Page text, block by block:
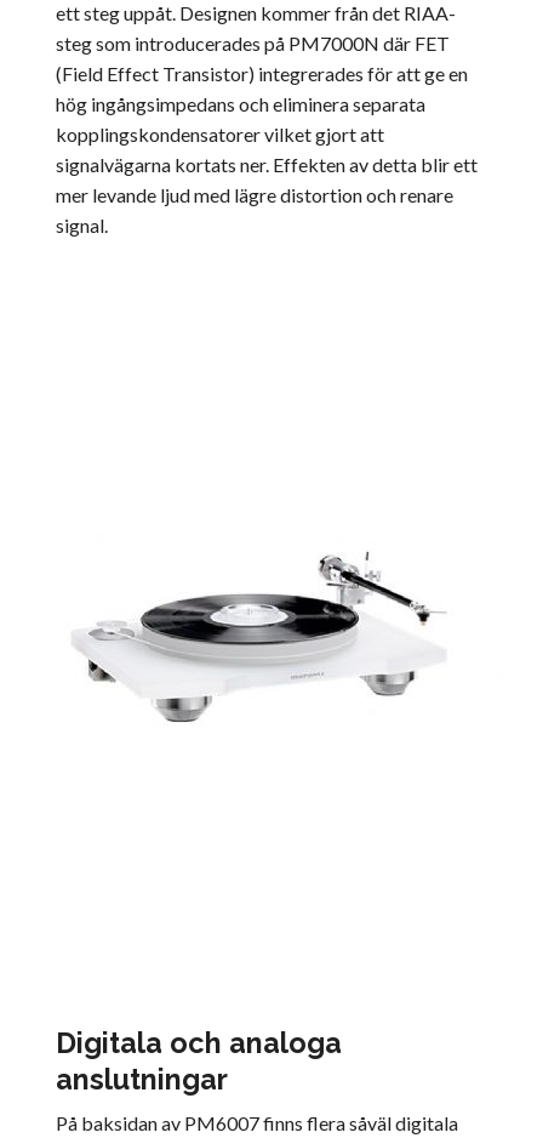
ett steg uppåt. Designen kommer från det RIAA-
steg som introducerades på PM7000N där FET
(Field Effect Transistor) integrerades för att ge en
hög ingångsimpedans och eliminera separata
kopplingskondensatorer vilket gjort att
signalvägarna kortats ner. Effekten av detta blir ett
mer levande ljud med lägre distortion och renare
signal.
Digitala och analoga
anslutningar
På baksidan av PM6007 finns flera såväl digitala